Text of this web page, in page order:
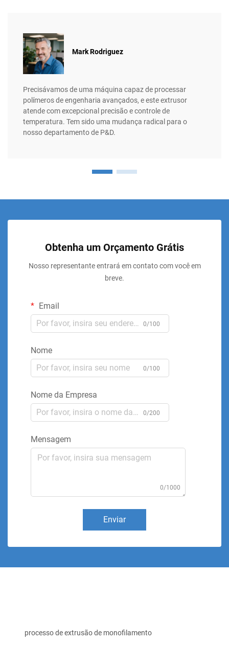
Mark Rodriguez
Precisávamos de uma máquina capaz de processar
polímeros de engenharia avançados, e este extrusor
atende com excepcional precisão e controle de
temperatura. Tem sido uma mudança radical para o
nosso departamento de P&D.
Obtenha um Orçamento Grátis
Nosso representante entrará em contato com você em
breve.
Email
0/100
Nome
0/100
Nome da Empresa
0/200
Mensagem
0/1000
Enviar
processo de extrusão de monofilamento